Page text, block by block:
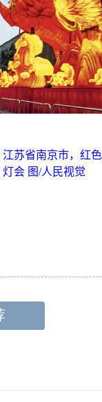
江苏省南京市，红
灯会 图/人民视觉